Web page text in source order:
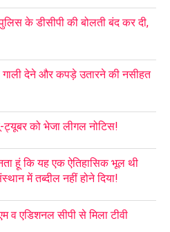
के डीसीपी की बोलती बंद कर दी,
गाली देने और कपड़े उतारने की नसीहत
को भेजा लीगल नोटिस!
हूं कि यह एक ऐतिहासिक भूल थी
में तब्दील नहीं होने दिया!
व एडिशनल सीपी से मिला टीवी